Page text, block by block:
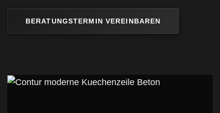
BERATUNGSTERMIN VEREINBAREN